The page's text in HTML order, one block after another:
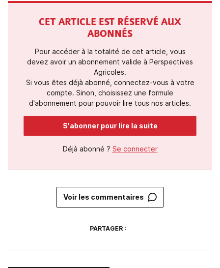
CET ARTICLE EST RÉSERVÉ AUX
ABONNÉS
Pour accéder à la totalité de cet article, vous
devez avoir un abonnement valide à Perspectives
Agricoles.
Si vous êtes déjà abonné, connectez-vous à votre
compte. Sinon, choisissez une formule
d'abonnement pour pouvoir lire tous nos articles.
S'abonner pour lire la suite
Déjà abonné ? Se connecter
Voir les commentaires
PARTAGER :